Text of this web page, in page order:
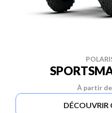
À partir de
DÉCOUVRIR